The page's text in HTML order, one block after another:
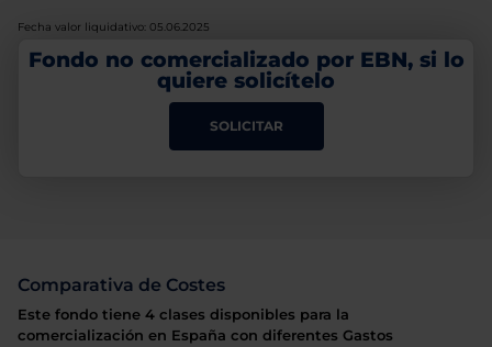
Fecha valor liquidativo: 05.06.2025
Fondo no comercializado por EBN, si lo
quiere solicítelo
SOLICITAR
Comparativa de Costes
Este fondo tiene 4 clases disponibles para la
comercialización en España con diferentes Gastos